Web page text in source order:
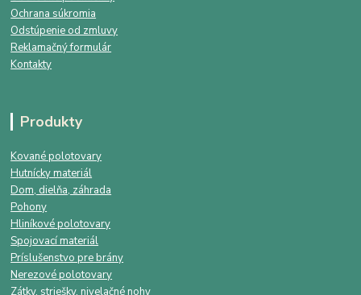
Ochrana súkromia
Odstúpenie od zmluvy
Reklamačný formulár
Kontakty
Produkty
Kované polotovary
Hutnícky materiál
Dom, dielňa, záhrada
Pohony
Hliníkové polotovary
Spojovací materiál
Príslušenstvo pre brány
Nerezové polotovary
Zátky, striešky, nivelačné nohy